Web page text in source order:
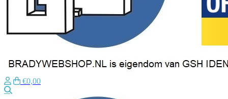
€0,00